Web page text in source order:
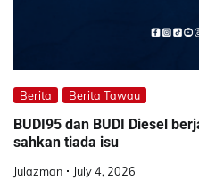
Berita Berita Tawau
BUDI95 dan BUDI Diesel
sahkan tiada isu
Julazman July 4, 2026